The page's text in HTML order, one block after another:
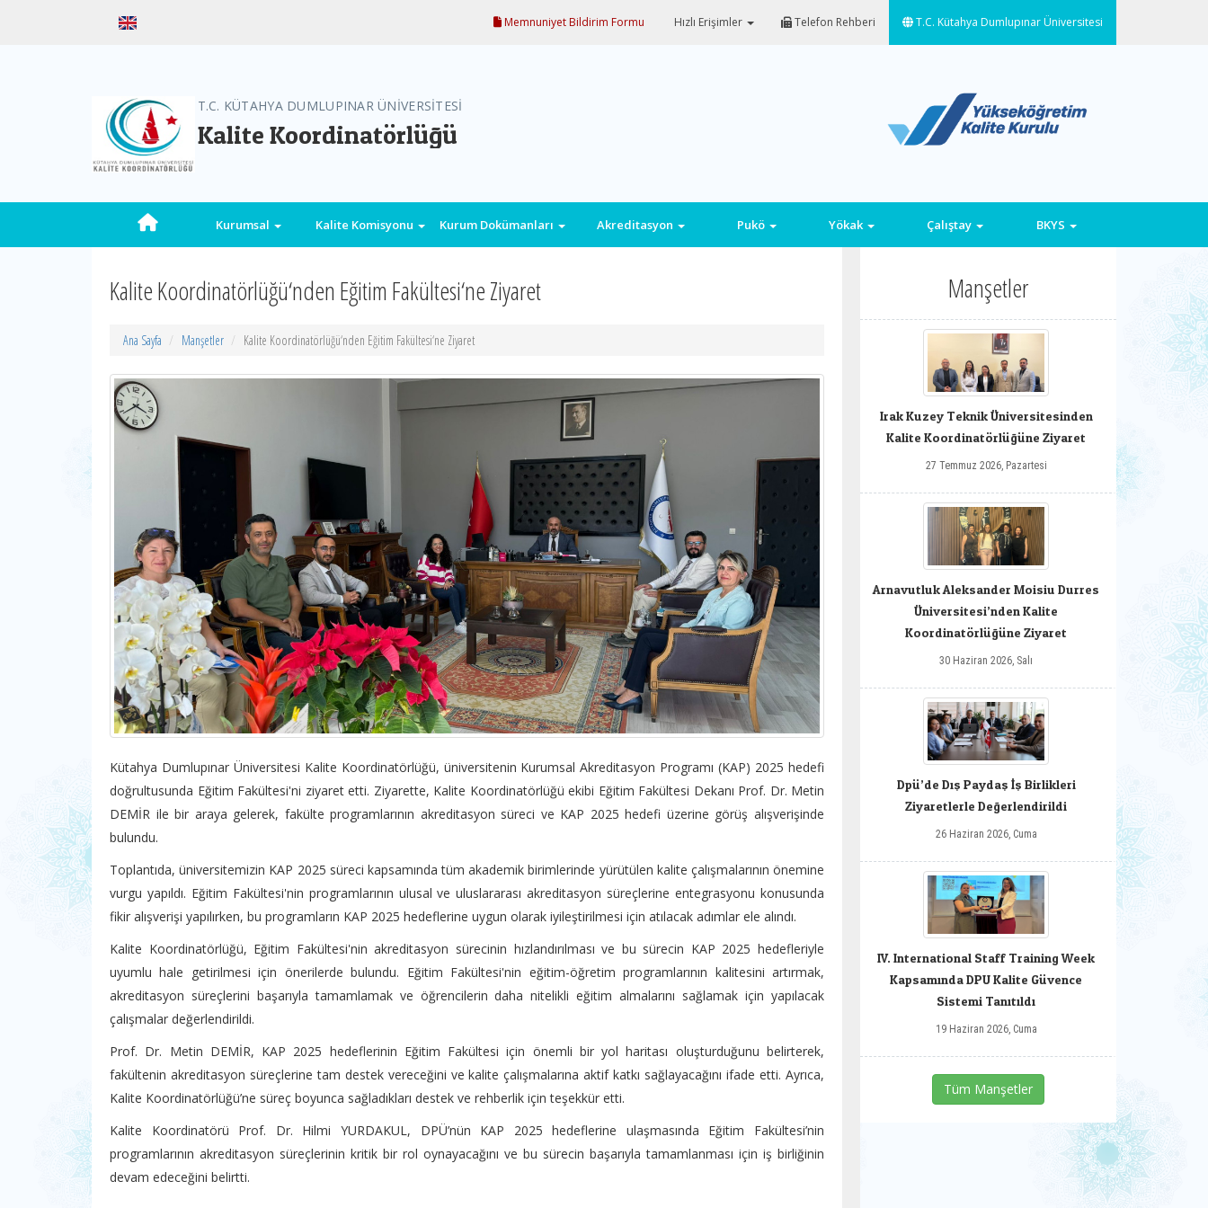
Memnuniyet Bildirim Formu Hızlı Erişimler Telefon Rehberi T.C. Kütahya Dumlupınar Üniversitesi
T.C. KÜTAHYA DUMLUPINAR ÜNİVERSİTESİ
Kalite Koordinatörlüğü
Kurumsal Kalite Komisyonu Kurum Dokümanları Akreditasyon Pukö Yökak Çalıştay BKYS
Kalite Koordinatörlüğü‘nden Eğitim Fakültesi‘ne Ziyaret
Ana Sayfa Manşetler Kalite Koordinatörlüğü‘nden Eğitim Fakültesi‘ne Ziyaret
Kütahya Dumlupınar Üniversitesi Kalite Koordinatörlüğü, üniversitenin Kurumsal Akreditasyon Programı (KAP) 2025 hedefi
doğrultusunda Eğitim Fakültesi'ni ziyaret etti. Ziyarette, Kalite Koordinatörlüğü ekibi Eğitim Fakültesi Dekanı Prof. Dr. Metin
DEMİR ile bir araya gelerek, fakülte programlarının akreditasyon süreci ve KAP 2025 hedefi üzerine görüş alışverişinde
bulundu.
Toplantıda, üniversitemizin KAP 2025 süreci kapsamında tüm akademik birimlerinde yürütülen kalite çalışmalarının önemine
vurgu yapıldı. Eğitim Fakültesi'nin programlarının ulusal ve uluslararası akreditasyon süreçlerine entegrasyonu konusunda
fikir alışverişi yapılırken, bu programların KAP 2025 hedeflerine uygun olarak iyileştirilmesi için atılacak adımlar ele alındı.
Kalite Koordinatörlüğü, Eğitim Fakültesi'nin akreditasyon sürecinin hızlandırılması ve bu sürecin KAP 2025 hedefleriyle
uyumlu hale getirilmesi için önerilerde bulundu. Eğitim Fakültesi'nin eğitim-öğretim programlarının kalitesini artırmak,
akreditasyon süreçlerini başarıyla tamamlamak ve öğrencilerin daha nitelikli eğitim almalarını sağlamak için yapılacak
çalışmalar değerlendirildi.
Prof. Dr. Metin DEMİR, KAP 2025 hedeflerinin Eğitim Fakültesi için önemli bir yol haritası oluşturduğunu belirterek,
fakültenin akreditasyon süreçlerine tam destek vereceğini ve kalite çalışmalarına aktif katkı sağlayacağını ifade etti. Ayrıca,
Kalite Koordinatörlüğü’ne süreç boyunca sağladıkları destek ve rehberlik için teşekkür etti.
Kalite Koordinatörü Prof. Dr. Hilmi YURDAKUL, DPÜ’nün KAP 2025 hedeflerine ulaşmasında Eğitim Fakültesi’nin
programlarının akreditasyon süreçlerinin kritik bir rol oynayacağını ve bu sürecin başarıyla tamamlanması için iş birliğinin
devam edeceğini belirtti.
Manşetler
Irak Kuzey Teknik Üniversitesinden
Kalite Koordinatörlüğüne Ziyaret
27 Temmuz 2026, Pazartesi
Arnavutluk Aleksander Moisiu Durres
Üniversitesi’nden Kalite
Koordinatörlüğüne Ziyaret
30 Haziran 2026, Salı
Dpü’de Dış Paydaş İş Birlikleri
Ziyaretlerle Değerlendirildi
26 Haziran 2026, Cuma
IV. International Staff Training Week
Kapsamında DPU Kalite Güvence
Sistemi Tanıtıldı
19 Haziran 2026, Cuma
Tüm Manşetler